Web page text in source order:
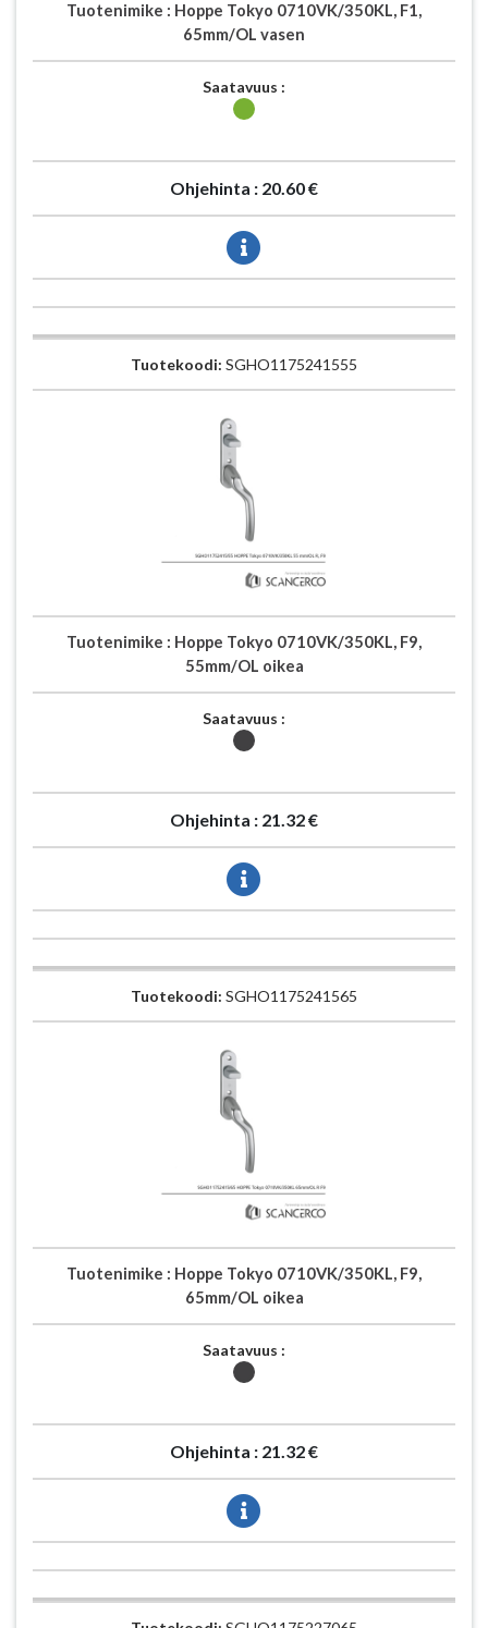
Tuotenimike : Hoppe Tokyo 0710VK/350KL, F1,
65mm/OL vasen
Saatavuus :
Ohjehinta : 20.60 €
Tuotekoodi: SGHO1175241555
Tuotenimike : Hoppe Tokyo 0710VK/350KL, F9,
55mm/OL oikea
Saatavuus :
Ohjehinta : 21.32 €
Tuotekoodi: SGHO1175241565
Tuotenimike : Hoppe Tokyo 0710VK/350KL, F9,
65mm/OL oikea
Saatavuus :
Ohjehinta : 21.32 €